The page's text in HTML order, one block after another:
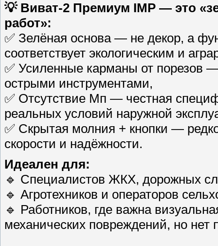
💡 Виват-2 Премиум IMP — это
работ»:
✅ Зелёная основа — не декор, а
соответствует экологическим и
✅ Усиленные карманы от порезов
острыми инструментами,
✅ Отсутствие Мп — честная
реальных условий наружной
✅ Скрытая молния + кнопки —
скорости и надёжности.
Идеален для:
🔹 Специалистов ЖКХ, дорожных
🔹 Агротехников и операторов
🔹 Работников, где важна
механических повреждений, но